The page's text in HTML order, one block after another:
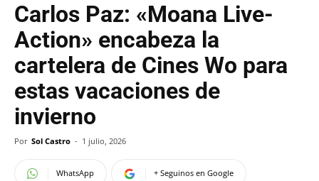
Carlos Paz: «Moana Live-
Action» encabeza la
cartelera de Cines Wo para
estas vacaciones de
invierno
Por Sol Castro - 1 julio, 2026
WhatsApp + Seguinos en Google